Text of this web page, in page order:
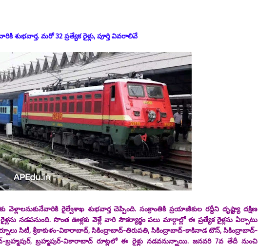
శుభవార్త. మరో 32 ప్రత్యేక రైళ్లు, పూర్తి వివరాలివే
వెళ్లాలనుకునేవారికి రైల్వేశాఖ శుభవార్త చెప్పింది. సంక్రాంతికి ప్రయాణికుల రద్దీని దృష్ట్యా దక్షిణ
నడపనుంది. సొంత ఊళ్లకు వెళ్లే వారి సౌకర్యార్థం పలు మార్గాల్లో ఈ ప్రత్యేక రైళ్లను ఏర్పాటు
సిటీ, శ్రీకాకుళం-వికారాబాద్‌, సికింద్రాబాద్‌-తిరుపతి, సికింద్రాబాద్‌-కాకినాడ టౌన్‌, సికింద్రాబాద్‌-
బ్రహ్మపుర్‌, బ్రహ్మపుర్‌-వికారాబాద్‌ రూట్లలో ఈ రైళ్లు నడవనున్నాయి. జనవరి 7వ తేదీ నుంచి